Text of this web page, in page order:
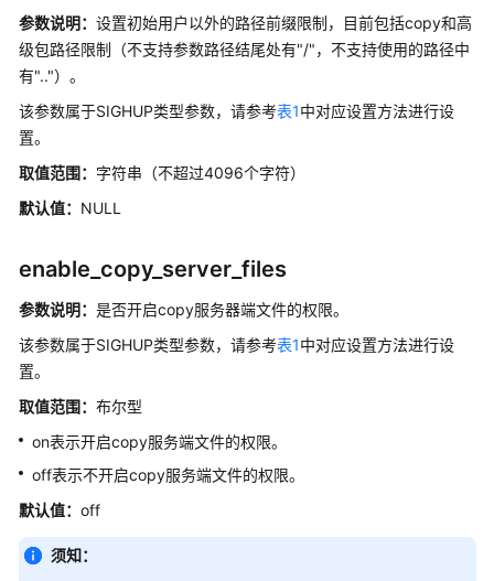
入
门
用
户
开
南
发
南
布
式
_V2.0-
参数说明： 设置初始用户以外的路径前缀限制，目前包括copy和高
级包路径限制（不支持参数路径结尾处有"/"，不支持使用的路径中
有".."）。
该参数属于SIGHUP类型参数，请参考表1中对应设置方法进行设
置。
取值范围： 字符串（不超过4096个字符）
默认值： NULL
enable_copy_server_files
参数说明： 是否开启copy服务器端文件的权限。
该参数属于SIGHUP类型参数，请参考表1中对应设置方法进行设
置。
取值范围： 布尔型
on表示开启copy服务端文件的权限。
off表示不开启copy服务端文件的权限。
默认值： off
须知：